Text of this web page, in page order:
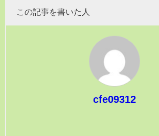
この記事を書いた人
cfe09312